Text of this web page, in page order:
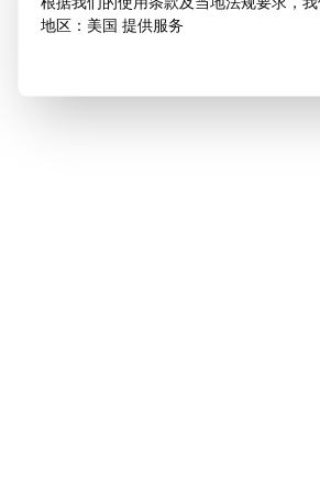
地区：美国 提供服务